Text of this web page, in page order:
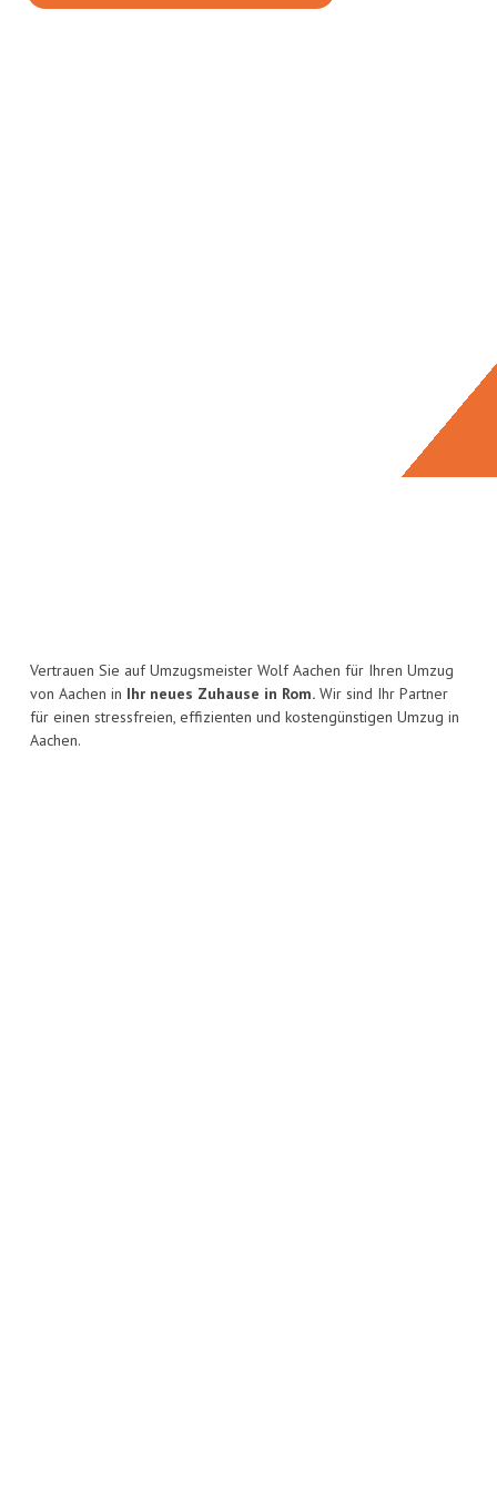
Vertrauen Sie auf Umzugsmeister Wolf Aachen für Ihren Umzug
von Aachen in Ihr neues Zuhause in Rom. Wir sind Ihr Partner
für einen stressfreien, effizienten und kostengünstigen Umzug in
Aachen.